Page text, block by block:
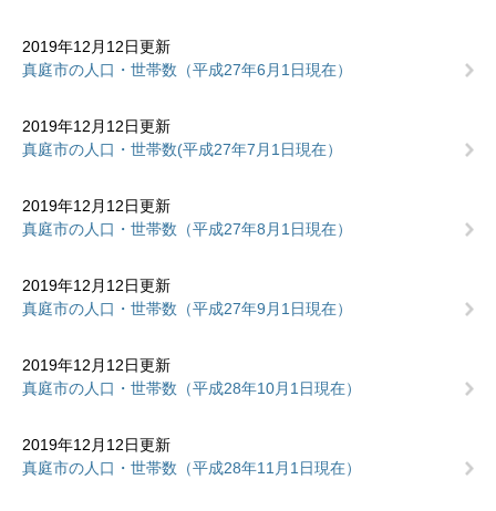
2019年12月12日更新
真庭市の人口・世帯数（平成27年6月1日現在）
2019年12月12日更新
真庭市の人口・世帯数(平成27年7月1日現在）
2019年12月12日更新
真庭市の人口・世帯数（平成27年8月1日現在）
2019年12月12日更新
真庭市の人口・世帯数（平成27年9月1日現在）
2019年12月12日更新
真庭市の人口・世帯数（平成28年10月1日現在）
2019年12月12日更新
真庭市の人口・世帯数（平成28年11月1日現在）